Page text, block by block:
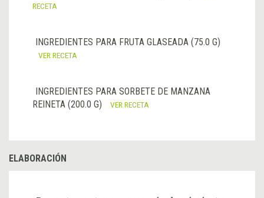
RECETA
INGREDIENTES PARA FRUTA GLASEADA (75.0 G)
VER RECETA
INGREDIENTES PARA SORBETE DE MANZANA
REINETA (200.0 G)
VER RECETA
ELABORACIÓN